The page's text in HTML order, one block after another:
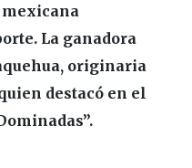
mexicana
La ganadora
originaria
destacó en el